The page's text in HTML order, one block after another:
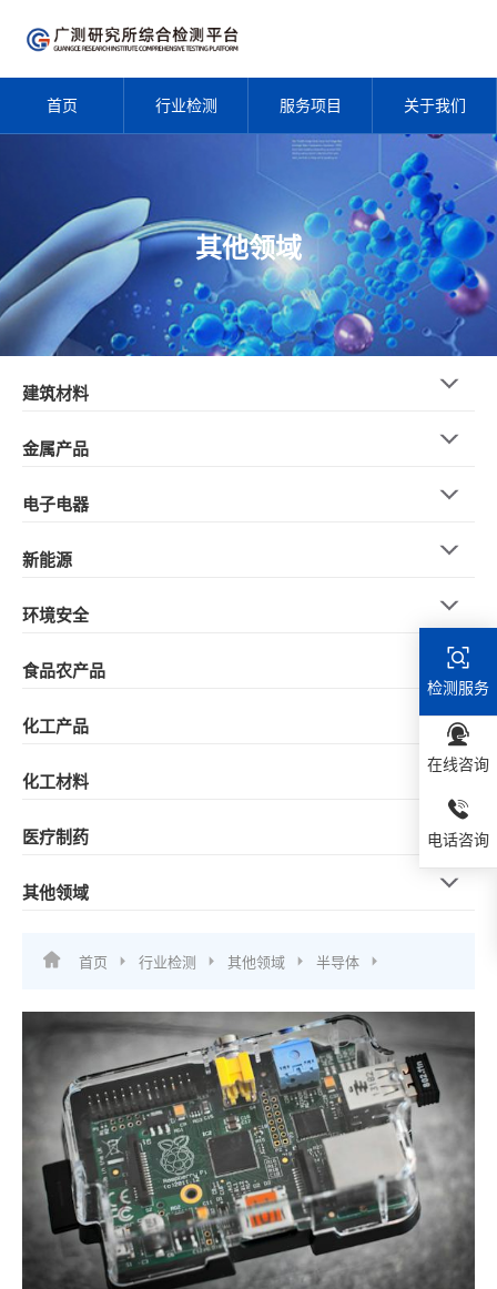
首页 行业检测 服务项目 关于我们
其他领域
建筑材料
金属产品
电子电器
新能源
环境安全
食品农产品
化工产品
化工材料
医疗制药
其他领域
首页 行业检测 其他领域 半导体
检测服务
在线咨询
电话咨询